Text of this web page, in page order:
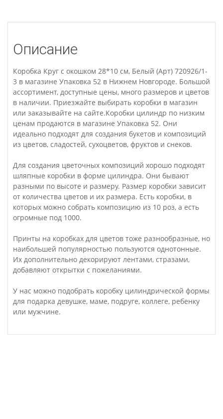
Описание
Коробка Круг с окошком 28*10 см, Белый (Арт) 720926/1-
3 в магазине Упаковка 52 в Нижнем Новгороде. Большой
ассортимент, доступные цены, много размеров и цветов
в наличии. Приезжайте выбирать коробки в магазин
или заказывайте на сайте.Коробки цилиндр по низким
ценам продаются в магазине Упаковка 52. Они
идеально подходят для создания букетов и композиций
из цветов, сладостей, сухоцветов, фруктов и снеков.
Для создания цветочных композиций хорошо подходят
шляпные коробки в форме цилиндра. Они бывают
разными по высоте и размеру. Размер коробки зависит
от количества цветов и их размера. Есть коробки, в
которых можно собрать композицию из 10 роз, а есть
огромные под 1000.
Принты на коробках для цветов тоже разнообразные, но
наибольшей популярностью пользуются однотонные.
Их дополнительно декорируют лентами, стразами,
добавляют открытки с пожеланиями.
У нас можно подобрать коробку цилиндрической формы
для подарка девушке, маме, подруге, коллеге, ребенку
или мужчине.